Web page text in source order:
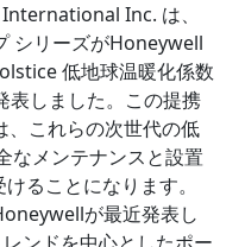
Inc. は、
シリーズがHoneywell
低地球温暖化係数
表しました。この提携
、これらの次世代の低
なメンテナンスと設置
ることになります。
が最近発表し